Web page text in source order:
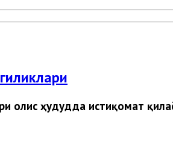
олис ҳудудда истиқомат